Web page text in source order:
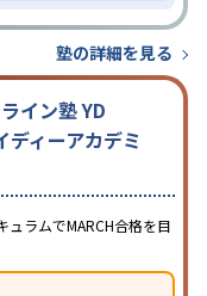
塾の詳細を見る
イン塾 YD
ィーアカデミ
ラムでMARCH合格を目